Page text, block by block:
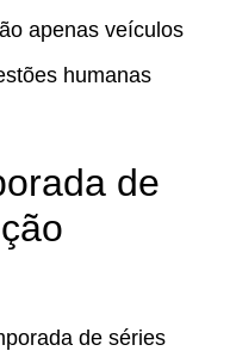
apenas veículos
humanas
de
de séries